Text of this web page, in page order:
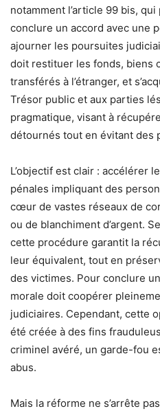
notamment l’article 99 bis,
conclure un accord avec une
ajourner les poursuites
doit restituer les fonds, biens
transférés à l’étranger, et
Trésor public et aux parties
pragmatique, visant à
détournés tout en évitant des
L’objectif est clair : accélérer
pénales impliquant des
cœur de vastes réseaux de
ou de blanchiment d’argent.
cette procédure garantit la
leur équivalent, tout en
des victimes. Pour conclure
morale doit coopérer
judiciaires. Cependant, cette
été créée à des fins
criminel avéré, un garde-fou
abus.
Mais la réforme ne s’arrête